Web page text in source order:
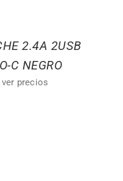
2.4A 2USB
C NEGRO
precios